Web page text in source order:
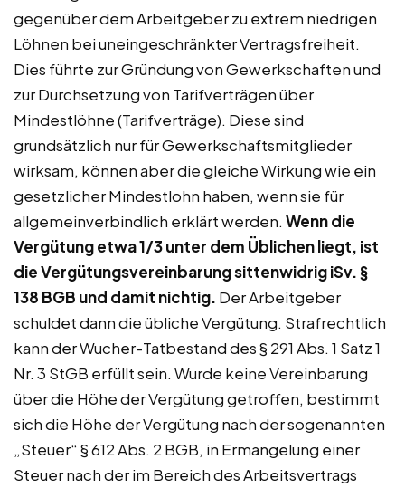
gegenüber dem Arbeitgeber zu extrem niedrigen
Löhnen bei uneingeschränkter Vertragsfreiheit.
Dies führte zur Gründung von Gewerkschaften und
zur Durchsetzung von Tarifverträgen über
Mindestlöhne (Tarifverträge). Diese sind
grundsätzlich nur für Gewerkschaftsmitglieder
wirksam, können aber die gleiche Wirkung wie ein
gesetzlicher Mindestlohn haben, wenn sie für
allgemeinverbindlich erklärt werden. Wenn die
Vergütung etwa 1/3 unter dem Üblichen liegt, ist
die Vergütungsvereinbarung sittenwidrig iSv. §
138 BGB und damit nichtig. Der Arbeitgeber
schuldet dann die übliche Vergütung. Strafrechtlich
kann der Wucher-Tatbestand des § 291 Abs. 1 Satz 1
Nr. 3 StGB erfüllt sein. Wurde keine Vereinbarung
über die Höhe der Vergütung getroffen, bestimmt
sich die Höhe der Vergütung nach der sogenannten
„Steuer“ § 612 Abs. 2 BGB, in Ermangelung einer
Steuer nach der im Bereich des Arbeitsvertrags